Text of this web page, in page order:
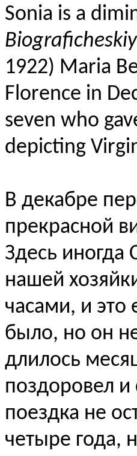
Sonia is a
1922) Maria
Florence in
seven who
depicting
В декабре
прекрасной
Здесь
нашей
часами, и это
было, но он
длилось
поздоровел и
поездка не
четыре года,